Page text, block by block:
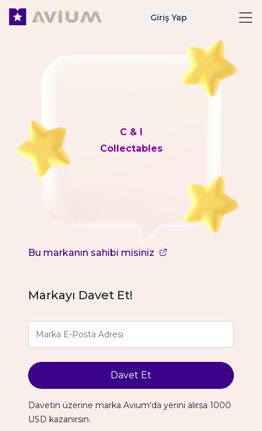
Giriş Yap
C & I
Collectables
Bu markanın sahibi misiniz
Markayı Davet Et!
Davet Et
Davetin üzerine marka Avium'da yerini alırsa 1000
USD kazanırsın.